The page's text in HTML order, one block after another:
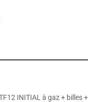
INITIAL à gaz + billes +